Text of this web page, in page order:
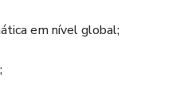
em nível global;